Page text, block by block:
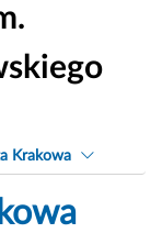
Krakowa